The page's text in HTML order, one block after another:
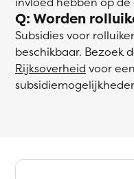
Q: Worden
Subsidies voor
beschikbaar. Bezoek
Rijksoverheid voor